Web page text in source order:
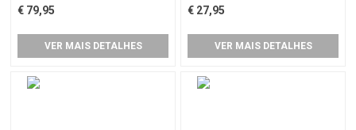
€ 79,95
VER MAIS DETALHES
€ 27,95
VER MAIS DETALHES